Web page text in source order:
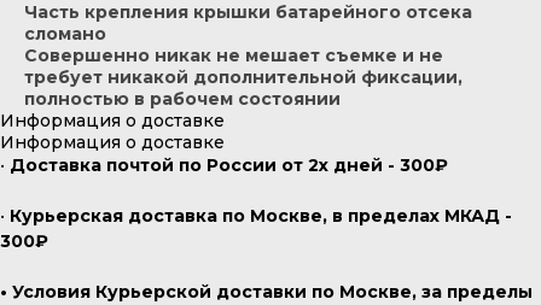
Часть крепления крышки батарейного отсека
сломано
Совершенно никак не мешает съемке и не
требует никакой дополнительной фиксации,
полностью в рабочем состоянии
Информация о доставке
Информация о доставке
• Доставка почтой по России от 2х дней - 300₽
• Курьерская доставка по Москве, в пределах МКАД -
300₽
• Условия Курьерской доставки по Москве, за пределы